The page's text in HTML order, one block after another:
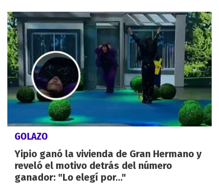
GOLAZO
Yipio ganó la vivienda de Gran Hermano y
reveló el motivo detrás del número
ganador: "Lo elegí por..."